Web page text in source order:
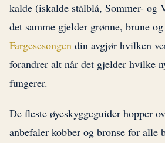
kalde (iskalde stålblå, Sommer- og
det samme gjelder grønne, brune
Fargesesongen din avgjør hvilken
forandrer alt når det gjelder hvilke
fungerer.
De fleste øyeskyggeguider hopper
anbefaler kobber og bronse for alle